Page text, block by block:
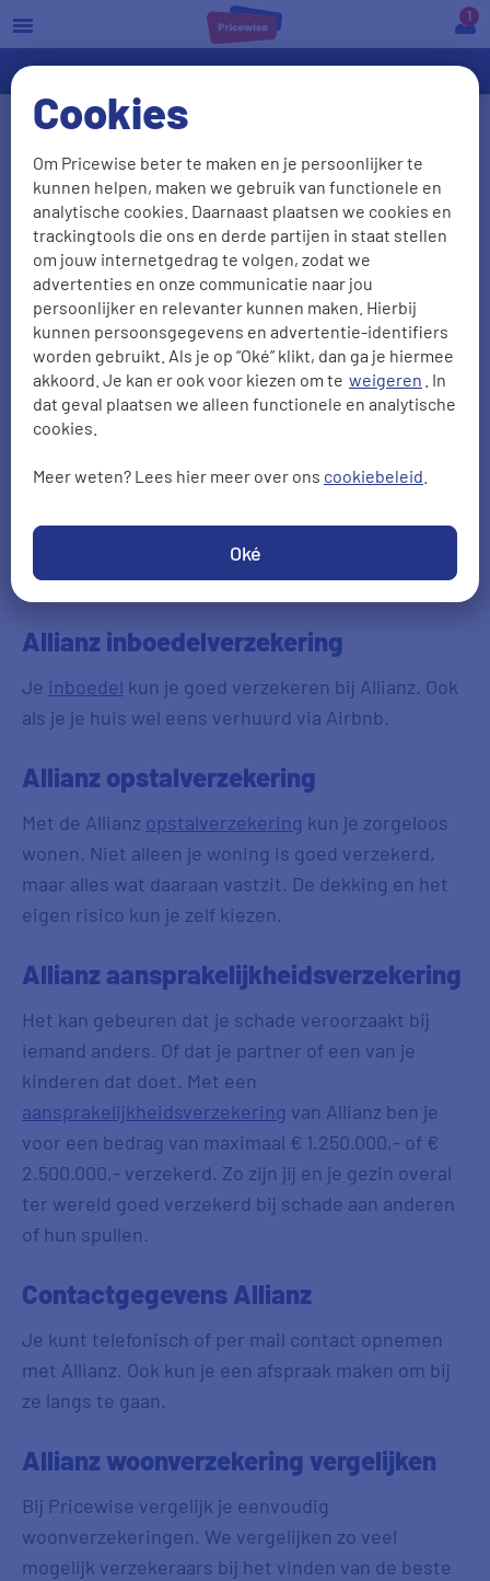
Cookies
Om Pricewise beter te maken en je persoonlijker te
kunnen helpen, maken we gebruik van functionele en
analytische cookies. Daarnaast plaatsen we cookies en
trackingtools die ons en derde partijen in staat stellen
om jouw internetgedrag te volgen, zodat we
advertenties en onze communicatie naar jou
persoonlijker en relevanter kunnen maken. Hierbij
kunnen persoonsgegevens en advertentie-identifiers
worden gebruikt. Als je op “Oké” klikt, dan ga je hiermee
akkoord. Je kan er ook voor kiezen om te weigeren . In
dat geval plaatsen we alleen functionele en analytische
cookies.
Meer weten? Lees hier meer over ons cookiebeleid
Oké
a
Je woning is je veilige haven en die wil je goed
verzekeren. Bij Allianz heb je ruime keuze. De
belangrijkste informatie over de Allianz
woonverzekeringenvind je op deze pagina.
Vergelijk alle woonverzekeringen
Allianz inboedelverzekering
Je inboedel kun je goed verzekeren bij Allianz. Ook
als je je huis wel eens verhuurd via Airbnb.
Allianz opstalverzekering
Met de Allianz opstalverzekering kun je zorgeloos
wonen. Niet alleen je woning is goed verzekerd,
maar alles wat daaraan vastzit. De dekking en het
eigen risico kun je zelf kiezen.
Allianz aansprakelijkheidsverzekering
Het kan gebeuren dat je schade veroorzaakt bij
iemand anders. Of dat je partner of een van je
kinderen dat doet. Met een
aansprakelijkheidsverzekering van Allianz ben je
voor een bedrag van maximaal € 1.250.000,- of €
2.500.000,- verzekerd. Zo zijn jij en je gezin overal
ter wereld goed verzekerd bij schade aan anderen
of hun spullen.
Contactgegevens Allianz
Je kunt telefonisch of per mail contact opnemen
met Allianz. Ook kun je een afspraak maken om bij
ze langs te gaan.
Allianz woonverzekering vergelijken
Bij Pricewise vergelijk je eenvoudig
woonverzekeringen. We vergelijken zo veel
mogelijk verzekeraars bij het vinden van de beste